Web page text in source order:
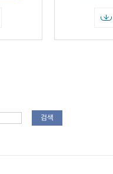
검색